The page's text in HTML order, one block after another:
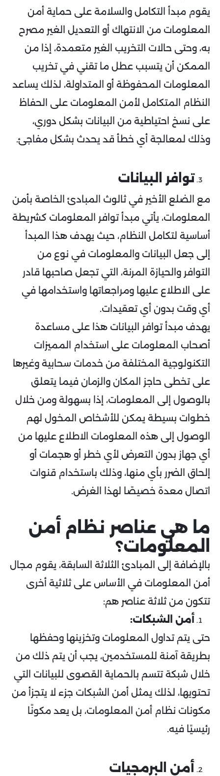
يقوم مبدأ التكامل والسلامة على حماية أمن
المعلومات من الانتهاك أو التعديل الغير مصرح
به، وحتى حالات التخريب الغير متعمدة، إذا من
الممكن أن يتسبب عطل ما تقني في تخريب
المعلومات المحفوظة أو المتداولة، لذلك يساعد
النظام المتكامل لأمن المعلومات على الحفاظ
على نسخ احتياطية من البيانات بشكل دوري،
وذلك لمعالجة أي خطأ قد يحدث بشكل مفاجئ.
توافر البيانات
مع الضلع الأخير في ثالوث المبادئ الخاصة بأمن
المعلومات، يأتي مبدأ توافر المعلومات كشريطة
أساسية لتكامل النظام، حيث يهدف هذا المبدأ
إلى جعل البيانات والمعلومات في نوع من
التوافر والحيازة المرنة، التي تجعل صاحبها قادر
على الاطلاع عليها ومراجعاتها واستخدامها في
أي وقت بدون أي تعقيدات.
يهدف مبدأ توافر البيانات هذا على مساعدة
أصحاب المعلومات على استخدام المميزات
التكنولوجية المختلفة من خدمات سحابية وغيرها
على تخطى حاجز المكان والزمان فيما يتعلق
بالوصول إلى المعلومات، إذا بسهولة ومن خلال
خطوات بسيطة يمكن للأشخاص المخول لهم
الوصول إلى هذه المعلومات الاطلاع عليها من
أي جهاز بدون التعرض لأي خطر أو هجمات أو
إلحاق الضرر بأي منها، وذلك باستخدام قنوات
اتصال معدة خصيصًا لهذا الغرض.
ما هي عناصر نظام أمن
المعلومات؟
بالإضافة إلى المبادئ الثلاثة السابقة، يقوم مجال
أمن المعلومات في الأساس على ثلاثية أخرى
تتكون من ثلاثة عناصر هم:
أمن الشبكات:
حتى يتم تداول المعلومات وتخزينها وحفظها
بطريقة آمنة للمستخدمين، يجب أن يتم ذلك من
خلال شبكة تتسم بالحماية القصوى للبيانات التي
تحتويها، لذلك يمثل أمن الشبكات جزء لا يتجزأ من
مكونات نظام أمن المعلومات، بل يعد مكونًا
رئيسيًا فيه.
أمن البرمجيات